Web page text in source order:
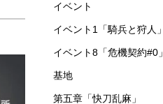
イベント
イベント1「騎兵と狩人」
イベント8「危機契約#0」
基地
第五章「快刀乱麻」